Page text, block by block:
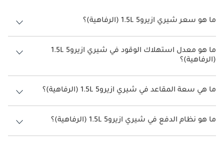
ما هو سعر شيري ازيرو5 1.5L (الرفاهية)؟
سعر شيري ازيرو5 1.5L (الرفاهية) هو درهم 38,000.
ما هو معدل استهلاك الوقود في شيري ازيرو5 1.5L
(الرفاهية)؟
يبلغ معدل استهلاك الوقود المقترح من الشركة المصنعة لسيارة شيري
ازيرو5 2026 من 14.3 كم/ليتر.
ما هي سعة المقاعد في شيري ازيرو5 1.5L (الرفاهية)؟
تتسع شيري ازيرو5 1.5L (الرفاهية) لأ 5 أشخاص.
ما هو نظام الدفع في شيري ازيرو5 1.5L (الرفاهية)؟
نظام الدفع في شيري ازيرو5 Front Wheel Drive 1.5L (الرفاهية).